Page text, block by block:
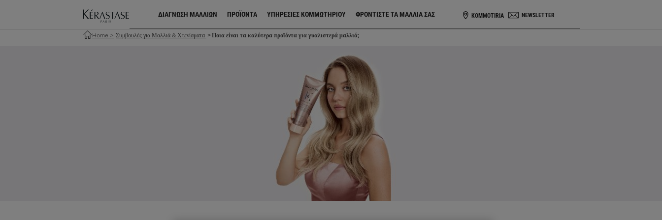
ΔΙΑΓΝΩΣΗ ΜΑΛΛΙΩΝ ΠΡΟΪΌΝΤΑ ΥΠΗΡΕΣΙΕΣ ΚΟΜΜΩΤΗΡΙΟΥ ΦΡΟΝΤΊΣΤΕ ΤΑ ΜΑΛΛΙΆ ΣΑΣ KOMMOTIRIA NEWSLETTER
Home > Συμβουλές για Μαλλιά & Χτενίσματα >Ποια είναι τα καλύτερα προϊόντα για γυαλιστερά μαλλιά;